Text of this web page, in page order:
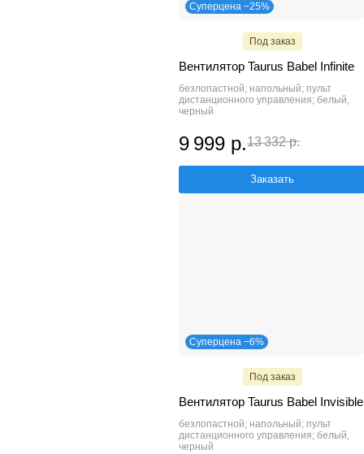
Суперцена −25%
Под заказ
Вентилятор Taurus Babel Infinite
безлопастной; напольный; пульт
дистанционного управления; белый,
черный
9 999 р.13 332 р.
Заказать
Суперцена −6%
Под заказ
Вентилятор Taurus Babel Invisible
безлопастной; напольный; пульт
дистанционного управления; белый,
черный